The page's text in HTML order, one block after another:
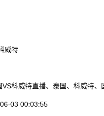
威特
VS科威特直播、泰国、科威特、
03 00:03:55